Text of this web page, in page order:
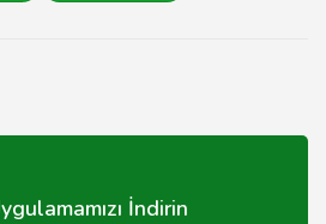
İndirin